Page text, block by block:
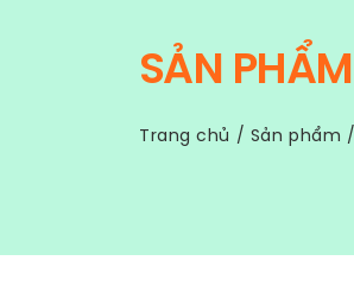
SẢN PHẨM
Trang chủ / Sản phẩm /